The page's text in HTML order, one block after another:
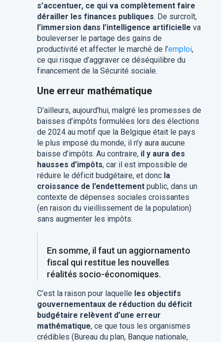
s’accentuer, ce qui va complètement faire
dérailler les finances publiques. De surcroît,
l’immersion dans l’intelligence artificielle va
bouleverser le partage des gains de
productivité et affecter le marché de l’emploi,
ce qui risque d’aggraver ce déséquilibre du
financement de la Sécurité sociale.
Une erreur mathématique
D’ailleurs, aujourd’hui, malgré les promesses de
baisses d’impôts formulées lors des élections
de 2024 au motif que la Belgique était le pays
le plus imposé du monde, il n’y aura aucune
baisse d’impôts. Au contraire, il y aura des
hausses d’impôts, car il est impossible de
réduire le déficit budgétaire, et donc la
croissance de l’endettement public, dans un
contexte de dépenses sociales croissantes
(en raison du vieillissement de la population)
sans augmenter les impôts.
En somme, il faut un aggiornamento
fiscal qui restitue les nouvelles
réalités socio-économiques.​
C’est la raison pour laquelle les objectifs
gouvernementaux de réduction du déficit
budgétaire relèvent d’une erreur
mathématique, ce que tous les organismes
crédibles (Bureau du plan, Banque nationale,